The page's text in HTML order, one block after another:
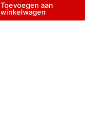
Toevoegen aan
winkelwagen